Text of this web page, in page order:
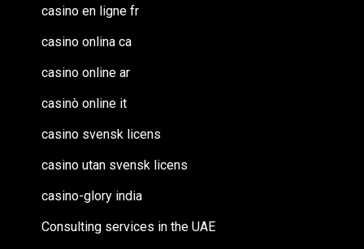
casino en ligne fr
casino onlina ca
casino online ar
casinò online it
casino svensk licens
casino utan svensk licens
casino-glory india
Consulting services in the UAE